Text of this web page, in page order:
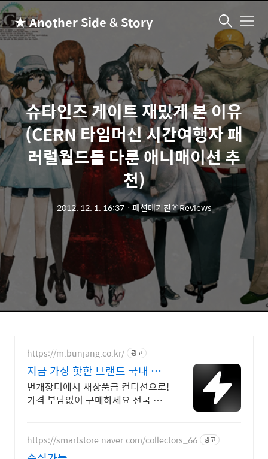
★ Another Side & Story 메
슈타인즈 게이트 재밌게 본 이유
(CERN 타임머신 시간여행자 패
러럴월드를 다룬 애니매이션 추
천)
2012. 12. 1. 16:37ㆍ패션매거진👔Reviews
https://m.bunjang.co.kr/ 광고
지금 가장 핫한 브랜드 국내 최
대 브랜드 중고거래
번개장터에서 새상품급 컨디션으로!
가격 부담없이 구매하세요 전국 각
로드
https://smartstore.naver.com/collectors_66 광고